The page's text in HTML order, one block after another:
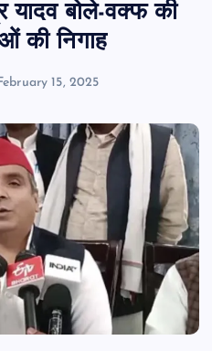
यादव बोले-वक्फ की
की निगाह
February 15, 2025